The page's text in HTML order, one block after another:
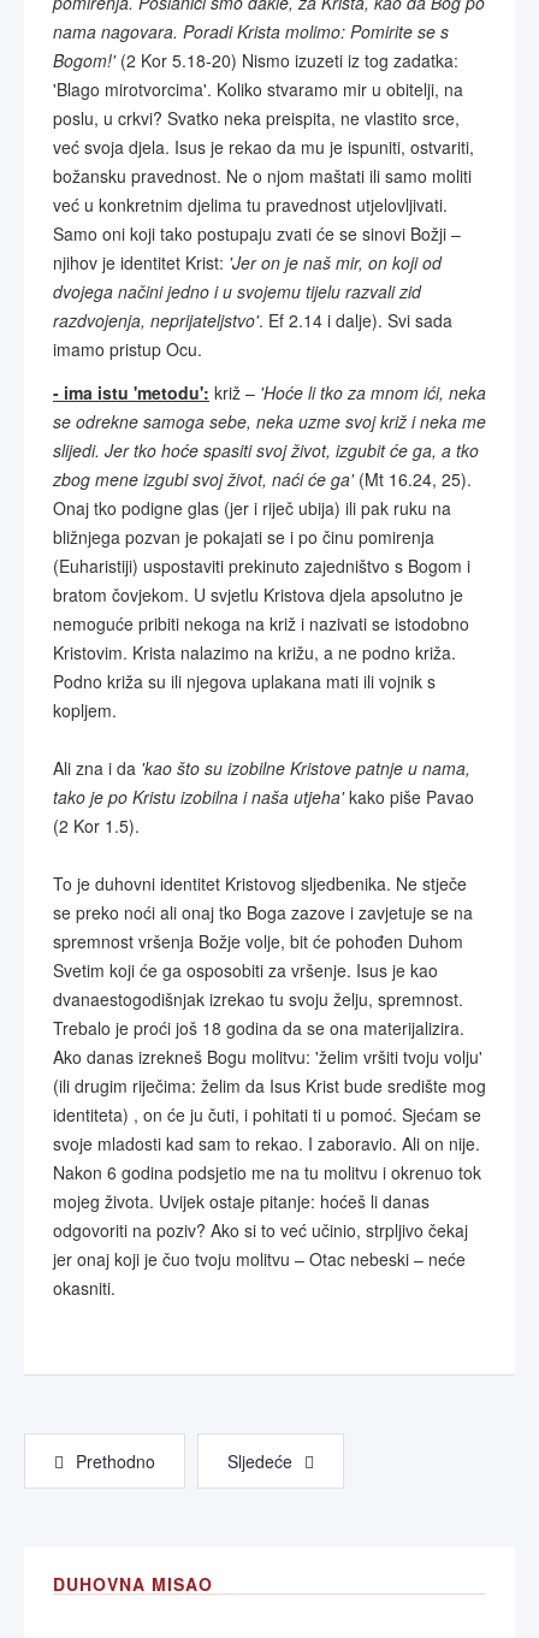
nama nagovara. Poradi Krista molimo: Pomirite se s
Bogom!' (2 Kor 5.18-20) Nismo izuzeti iz tog zadatka:
'Blago mirotvorcima'. Koliko stvaramo mir u obitelji, na
poslu, u crkvi? Svatko neka preispita, ne vlastito srce,
već svoja djela. Isus je rekao da mu je ispuniti, ostvariti,
božansku pravednost. Ne o njom maštati ili samo moliti
već u konkretnim djelima tu pravednost utjelovljivati.
Samo oni koji tako postupaju zvati će se sinovi Božji –
njihov je identitet Krist: 'Jer on je naš mir, on koji od
dvojega načini jedno i u svojemu tijelu razvali zid
razdvojenja, neprijateljstvo'. Ef 2.14 i dalje). Svi sada
imamo pristup Ocu.
- ima istu 'metodu': križ – 'Hoće li tko za mnom ići, neka
se odrekne samoga sebe, neka uzme svoj križ i neka me
slijedi. Jer tko hoće spasiti svoj život, izgubit će ga, a tko
zbog mene izgubi svoj život, naći će ga'(Mt 16.24, 25).
Onaj tko podigne glas (jer i riječ ubija) ili pak ruku na
bližnjega pozvan je pokajati se i po činu pomirenja
(Euharistiji) uspostaviti prekinuto zajedništvo s Bogom i
bratom čovjekom. U svjetlu Kristova djela apsolutno je
nemoguće pribiti nekoga na križ i nazivati se istodobno
Kristovim. Krista nalazimo na križu, a ne podno križa.
Podno križa su ili njegova uplakana mati ili vojnik s
kopljem.
Ali zna i da 'kao što su izobilne Kristove patnje u nama,
tako je po Kristu izobilna i naša utjeha'kako piše Pavao
(2 Kor 1.5).
To je duhovni identitet Kristovog sljedbenika. Ne stječe
se preko noći ali onaj tko Boga zazove i zavjetuje se na
spremnost vršenja Božje volje, bit će pohođen Duhom
Svetim koji će ga osposobiti za vršenje. Isus je kao
dvanaestogodišnjak izrekao tu svoju želju, spremnost.
Trebalo je proći još 18 godina da se ona materijalizira.
Ako danas izrekneš Bogu molitvu: 'želim vršiti tvoju volju'
(ili drugim riječima: želim da Isus Krist bude središte mog
identiteta) , on će ju čuti, i pohitati ti u pomoć. Sjećam se
svoje mladosti kad sam to rekao. I zaboravio. Ali on nije.
Nakon 6 godina podsjetio me na tu molitvu i okrenuo tok
mojeg života. Uvijek ostaje pitanje: hoćeš li danas
odgovoriti na poziv? Ako si to već učinio, strpljivo čekaj
jer onaj koji je čuo tvoju molitvu – Otac nebeski – neće
okasniti.
Prethodno Sljedeće
DUHOVNA MISAO